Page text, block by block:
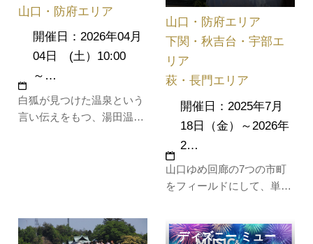
白壁の町並みを散策しま
す。
白狐が見つけた温泉という
言い伝えをもつ、湯田温泉
も湧き続けるよう祈りを込
めて、毎年４月に開催され
山口・防府エリア
開催日：2026年04月
04日 (土）10:00
～…
山口ゆめ回廊の7つの市町
をフィールドにして、単な
ない体験やサービス、食等
山口・防府エリア
下関・秋吉台・宇部エ
リア
萩・長門エリア
開催日：2025年7月
18日（金）～2026年
2…
ディズニー ミュー